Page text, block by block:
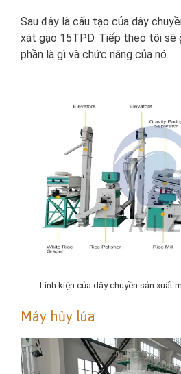
Sau đây là cấu tạo của dây
xát gạo 15TPD. Tiếp theo tôi sẽ
phần là gì và chức năng của nó.
Linh kiện của dây chuyền sản xuất
Máy hủy lúa